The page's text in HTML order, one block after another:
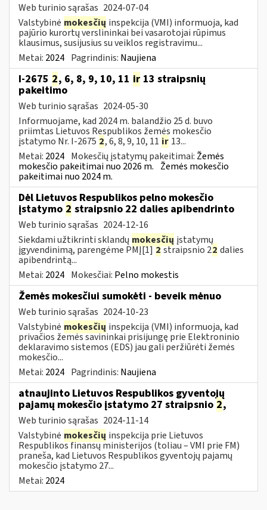
Web turinio sąrašas 2024-07-04
Valstybinė mokesčių inspekcija (VMI) informuoja, kad
pajūrio kurortų verslininkai bei vasarotojai rūpimus
klausimus, susijusius su veiklos registravimu...
Metai: 2024 Pagrindinis: Naujiena
I-2675 2, 6, 8, 9, 10, 11 ir 13 straipsnių
pakeitimo
Web turinio sąrašas 2024-05-30
Informuojame, kad 2024 m. balandžio 25 d. buvo
priimtas Lietuvos Respublikos žemės mokesčio
įstatymo Nr. I-2675 2, 6, 8, 9, 10, 11 ir 13...
Metai: 2024 Mokesčių įstatymų pakeitimai: Žemės
mokesčio pakeitimai nuo 2026 m. Žemės mokesčio
pakeitimai nuo 2024 m.
Dėl Lietuvos Respublikos pelno mokesčio
įstatymo 2 straipsnio 22 dalies apibendrinto
Web turinio sąrašas 2024-12-16
Siekdami užtikrinti sklandų mokesčių įstatymų
įgyvendinimą, parengėme PMĮ[1]2straipsnio 22 dalies
apibendrintą...
Metai: 2024 Mokesčiai: Pelno mokestis
Žemės mokesčiui sumokėti - beveik mėnuo
Web turinio sąrašas 2024-10-23
Valstybinė mokesčių inspekcija (VMI) informuoja, kad
privačios žemės savininkai prisijungę prie Elektroninio
deklaravimo sistemos (EDS) jau gali peržiūrėti žemės
mokesčio...
Metai: 2024 Pagrindinis: Naujiena
atnaujinto Lietuvos Respublikos gyventojų
pajamų mokesčio įstatymo 27 straipsnio 2,
Web turinio sąrašas 2024-11-14
Valstybinė mokesčių inspekcija prie Lietuvos
Respublikos finansų ministerijos (toliau – VMI prie FM)
praneša, kad Lietuvos Respublikos gyventojų pajamų
mokesčio įstatymo 27...
Metai: 2024